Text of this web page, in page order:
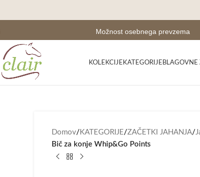
Možnost osebnega prevzema
KOLEKCIJE KATEGORIJE BLAGOVNE
Domov/ KATEGORIJE/ZAČETKI JAHANJA/
Bič za konje Whip&Go Points